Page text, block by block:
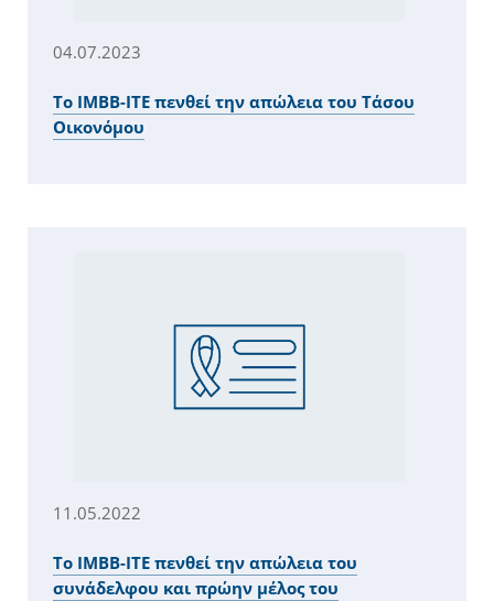
04.07.2023
Το ΙΜΒΒ-ΙΤΕ πενθεί την απώλεια του Τάσου
Οικονόμου
11.05.2022
Το ΙΜΒΒ-ΙΤΕ πενθεί την απώλεια του
συνάδελφου και πρώην μέλος του